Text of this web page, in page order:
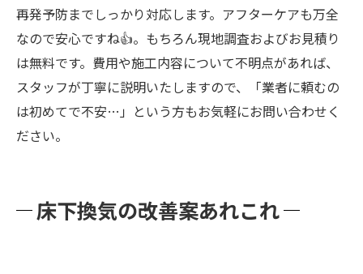
再発予防までしっかり対応します。アフターケアも万全
なので安心ですね👍。もちろん現地調査およびお見積り
は無料です。費用や施工内容について不明点があれば、
スタッフが丁寧に説明いたしますので、「業者に頼むの
は初めてで不安…」という方もお気軽にお問い合わせく
ださい。
床下換気の改善案あれこれ